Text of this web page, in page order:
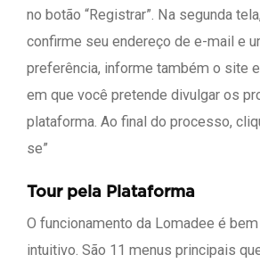
no botão “Registrar”. Na segunda
confirme seu endereço de e-mail e
preferência, informe também o site
em que você pretende divulgar os
plataforma. Ao final do processo,
se”
Tour pela Plataforma
O funcionamento da Lomadee é
intuitivo. São 11 menus principais